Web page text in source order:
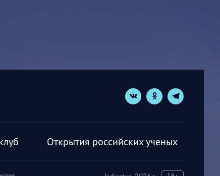
Открытия российских ученых